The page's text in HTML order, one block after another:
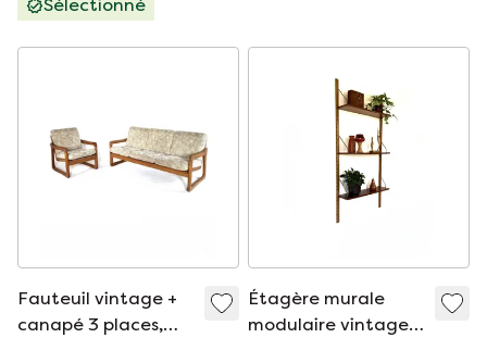
Sélectionné
Fauteuil vintage +
canapé 3 places,
Étagère murale
modulaire vintage